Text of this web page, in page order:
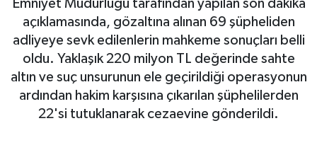
Emniyet Müdürlüğü tarafından yapılan son dakika
açıklamasında, gözaltına alınan 69 şüpheliden
adliyeye sevk edilenlerin mahkeme sonuçları belli
oldu. Yaklaşık 220 milyon TL değerinde sahte
altın ve suç unsurunun ele geçirildiği operasyonun
ardından hakim karşısına çıkarılan şüphelilerden
22'si tutuklanarak cezaevine gönderildi.
MAGAZİN
SAĞLIK
EĞİTİM
BÖLGE
Haber Arşivi